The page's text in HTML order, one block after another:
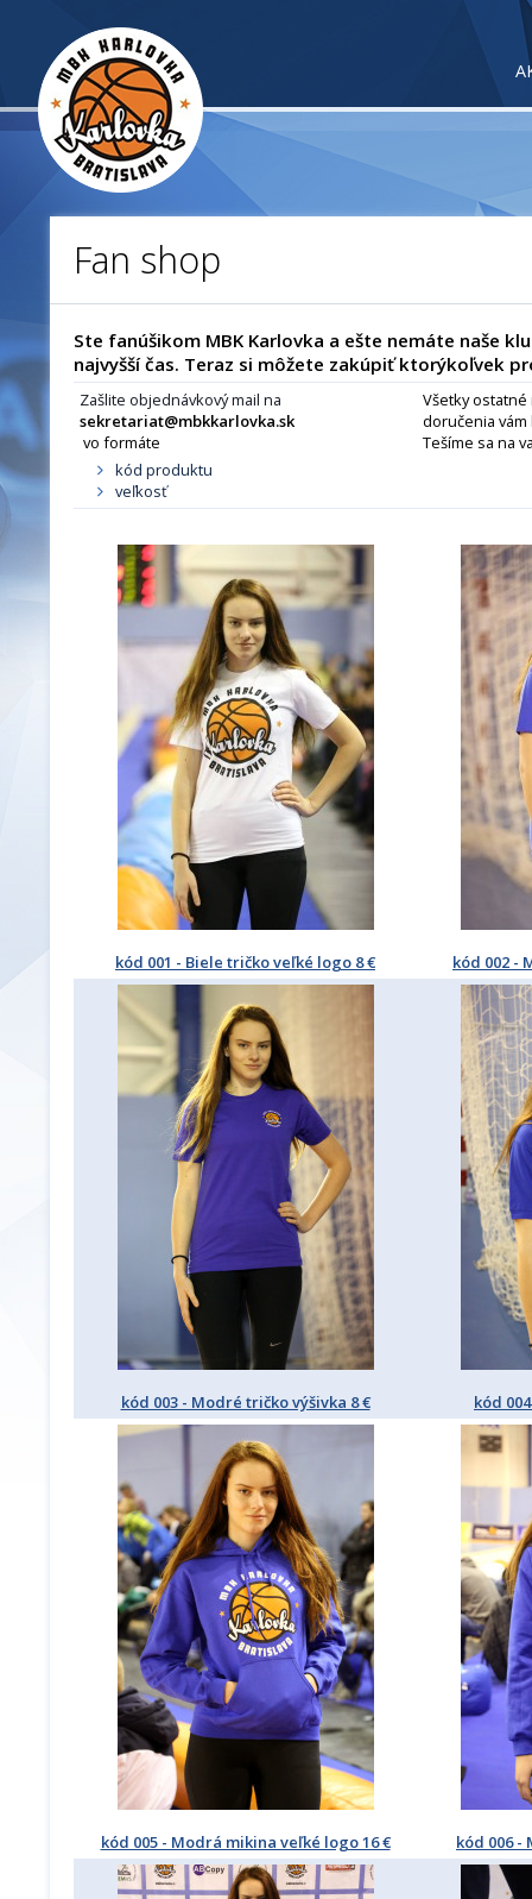
Fan shop
Ste fanúšikom MBK Karlovka a ešte nemáte naše
najvyšší čas. Teraz si môžete zakúpiť ktorýkoľvek
Zašlite objednávkový mail na
sekretariat@mbkkarlovka.sk
vo formáte
kód produktu
veľkosť
Všetky
doručenia
Tešíme sa na
kód 001 - Biele tričko veľké logo 8 € kód 002 -
kód 003 - Modré tričko výšivka 8 € kód
kód 005 - Modrá mikina veľké logo 16 € kód 006 -